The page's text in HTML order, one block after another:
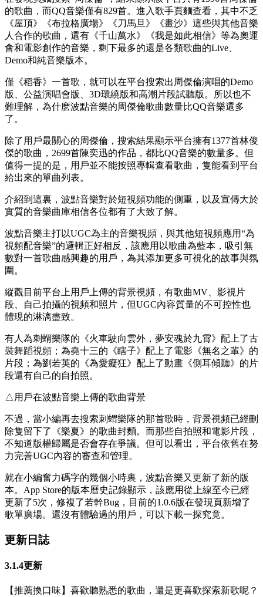
的歌曲，而QQ音樂僅有829首。進入歌手頁麵查看，其中不乏
《屋頂》《布拉格廣場》《刀馬旦》《畫沙》這些與其他音樂
人合作的歌曲，還有《千山萬水》《我是如此相信》等為奧運
會和電影創作的音樂，剩下最多的還是各類歌曲的Live、
Demo和純音樂版本。
僅《稻香》一首歌，就可以在平台搜索出周傑倫演唱的Demo
版、公益演唱會版、3D環繞版和高潮片段試聽版。所以也不
難理解，為什麽波點音樂的周傑倫歌曲數量比QQ音樂還多
了。
除了用戶最關心的周傑倫，搜索結果顯示平台擁有1377首林俊
傑的歌曲，2699首陳奕迅的作品，都比QQ音樂的數量多。但
值得一提的是，用戶並不能按照專輯查看歌曲，隻能看到平台
給出來的單曲列表。
介紹到這裏，波點音樂對於短視頻功能的側重，以及宣傳大於
實質的音樂曲庫相信各位都有了大致了解。
波點音樂主打以UGC為主的音樂視頻，與其他短視頻應用“為
視頻配音樂”的邏輯正好相反，該應用以歌曲為藍本，吸引無
數對一首歌曲感興趣的用戶，為其添加更多可視化的故事與氛
圍。
縱觀目前平台上用戶上傳的背景視頻，有歌曲MV、影視片
段、自己拍攝的視頻和照片，但UGC內容質量的不可控性也
體現的淋漓盡致。
有人為刺蝟樂隊的《火車駛向雲外，夢安魂於九霄》配上了古
裝舞蹈視頻；為堯十三的《瞎子》配上了電影《無名之輩》的
片段；為劉若英的《為愛癡狂》配上了動畫《側耳傾聽》的片
段還有自己的自拍照。
△用戶在波點音樂上傳的歌曲背景
不過，當小編再去搜索刺蝟樂隊的那首歌時，背景視頻已經刪
除隻留下了《樂夏》的歌曲封麵。而那些自拍照和電影片段，
不知道版權歸屬是否會存在爭議。但可以看出，平台依舊在努
力完善UGC內容的審查和管理。
就在小編奮力碼字的幾個小時裏，波點音樂又更新了新的版
本。App Store的版本曆史記錄顯示，該應用從上線至今已經
更新了5次，修複了若幹Bug，目前的1.0.6版在發現頁新增了
歌單廣場。還沒有體驗過的用戶，可以下載一探究竟。
更新日誌
3.1.4更新
【推薦換口味】喜歡聽熟悉的歌曲，還是更喜歡探索新歌呢？